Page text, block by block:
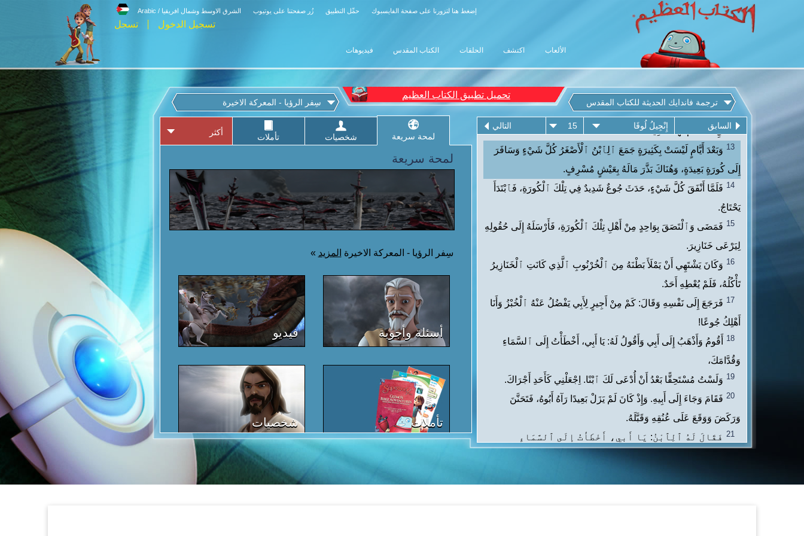
الشرق الاوسط وشمال افريقيا / Arabic زُر صفحتنا على يوتيوب حمِّل التطبيق إضغط هنا لتزورنا على صفحة الفايسبوك
تسجيل الدخول تسجل
الألعاب اكتشف الحلقات الكتاب المقدس فيديوهات